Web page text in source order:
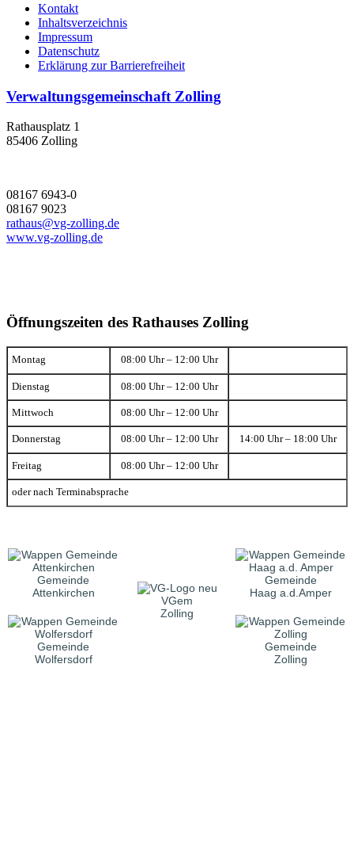
Kontakt
Inhaltsverzeichnis
Impressum
Datenschutz
Erklärung zur Barrierefreiheit
Verwaltungsgemeinschaft Zolling
Rathausplatz 1
85406 Zolling
08167 6943-0
08167 9023
rathaus@vg-zolling.de
www.vg-zolling.de
Öffnungszeiten des Rathauses Zolling
Montag 08:00 Uhr – 12:00 Uhr
Dienstag 08:00 Uhr – 12:00 Uhr
Mittwoch 08:00 Uhr – 12:00 Uhr
Donnerstag 08:00 Uhr – 12:00 Uhr 14:00 Uhr – 18:00 Uhr
Freitag 08:00 Uhr – 12:00 Uhr
oder nach Terminabsprache
Gemeinde
Attenkirchen
VGem
Zolling
Gemeinde
Haag a.d.Amper
Gemeinde
Wolfersdorf
Gemeinde
Zolling